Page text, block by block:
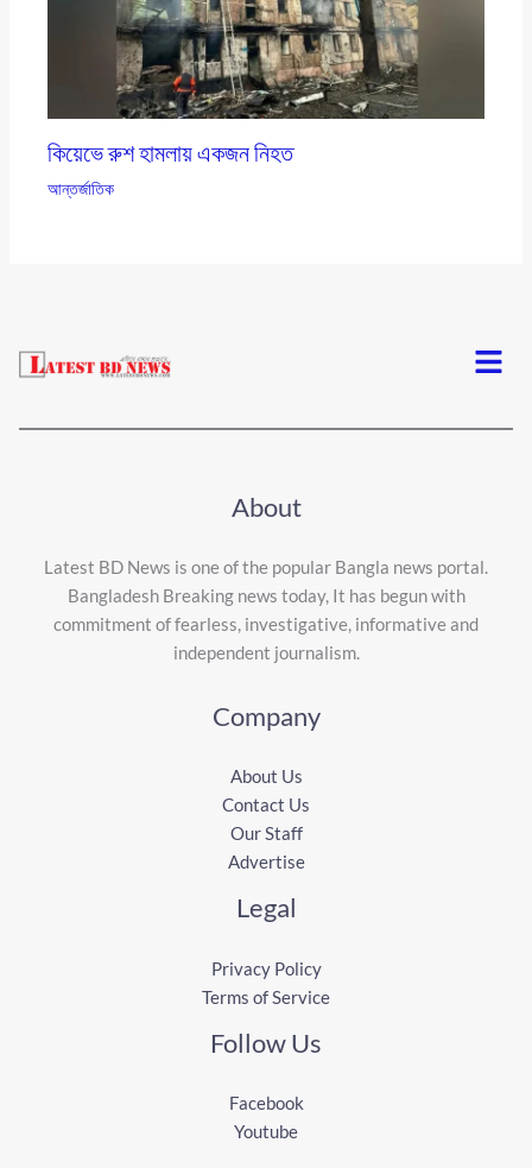
কিয়েভে রুশ হামলায় একজন নিহত
আন্তর্জাতিক
Menu
About
Latest BD News is one of the popular Bangla news portal.
Bangladesh Breaking news today, It has begun with
commitment of fearless, investigative, informative and
independent journalism.
Company
About Us
Contact Us
Our Staff
Advertise
Legal
Privacy Policy
Terms of Service
Follow Us
Facebook
Youtube